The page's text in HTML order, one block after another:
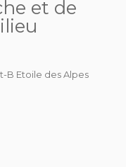
et de
B Etoile des Alpes